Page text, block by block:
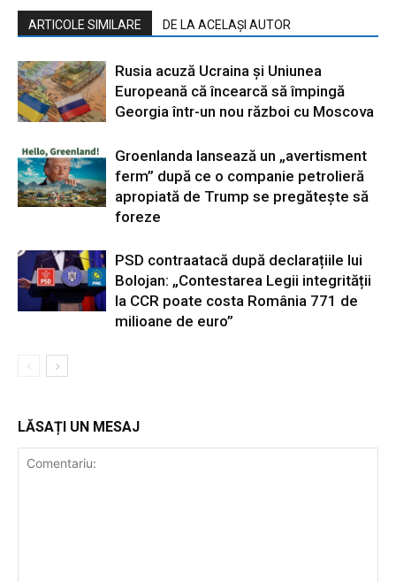
ARTICOLE SIMILARE DE LA ACELAȘI AUTOR
Rusia acuză Ucraina și Uniunea
Europeană că încearcă să împingă
Georgia într-un nou război cu Moscova
Groenlanda lansează un „avertisment
ferm” după ce o companie petrolieră
apropiată de Trump se pregătește să
foreze
PSD contraatacă după declarațiile lui
Bolojan: „Contestarea Legii integrității
la CCR poate costa România 771 de
milioane de euro”
LĂSAȚI UN MESAJ